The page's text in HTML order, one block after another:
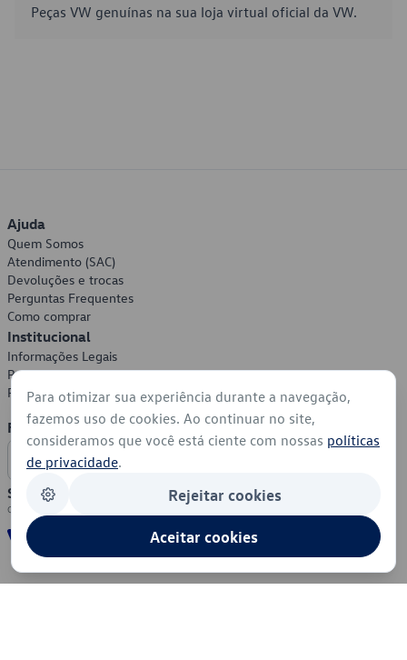
Peças VW genuínas na sua loja virtual oficial da VW.
Ajuda
Quem Somos
Atendimento (SAC)
Devoluções e trocas
Perguntas Frequentes
Como comprar
Institucional
Informações Legais
Política de Privacidade
Política de Cookies
Formas de Pagamento
Segurança
Para otimizar sua experiência durante a navegação,
fazemos uso de cookies. Ao continuar no site,
consideramos que você está ciente com nossas políticas
de privacidade.
Rejeitar cookies
Aceitar cookies